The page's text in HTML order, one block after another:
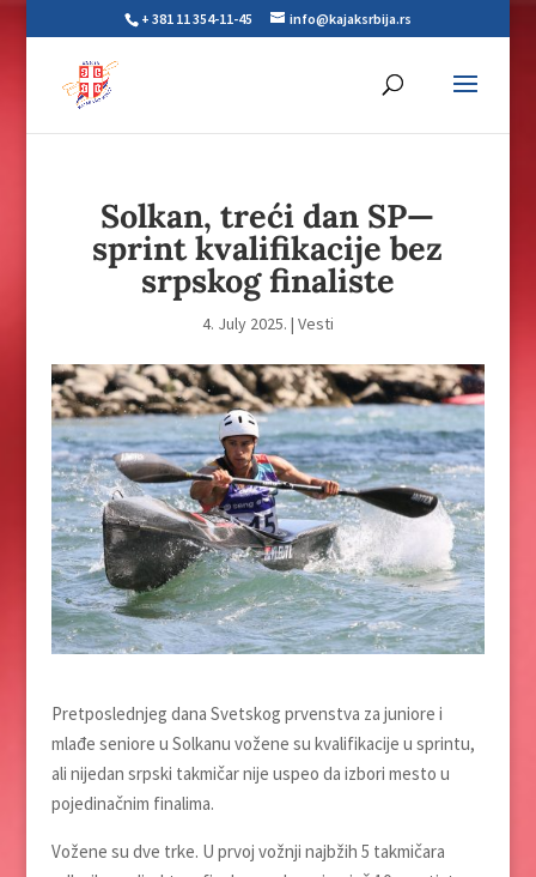
+ 381 11 354-11-45 info@kajaksrbija.rs
Solkan, treći dan SP—
sprint kvalifikacije bez
srpskog finaliste
4. July 2025. | Vesti
Pretposlednjeg dana Svetskog prvenstva za juniore i
mlađe seniore u Solkanu vožene su kvalifikacije u sprintu,
ali nijedan srpski takmičar nije uspeo da izbori mesto u
pojedinačnim finalima.
Vožene su dve trke. U prvoj vožnji najbžih 5 takmičara